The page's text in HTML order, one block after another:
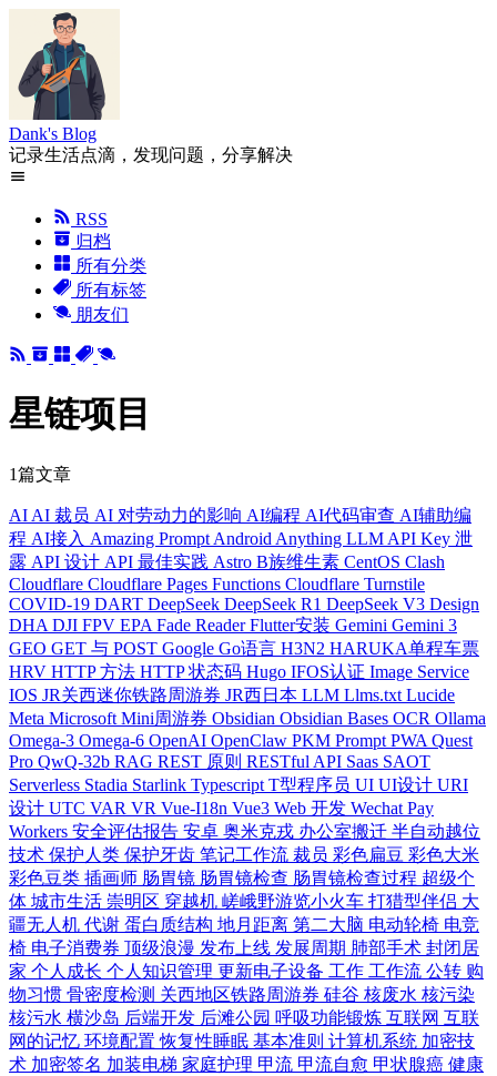
Dank's Blog
记录生活点滴，发现问题，分享解决
RSS
归档
所有分类
所有标签
朋友们
星链项目
1篇文章
AI AI 裁员 AI 对劳动力的影响 AI编程 AI代码审查 AI辅助编
程 AI接入 Amazing Prompt Android Anything LLM API Key 泄
露 API 设计 API 最佳实践 Astro B族维生素 CentOS Clash
Cloudflare Cloudflare Pages Functions Cloudflare Turnstile
COVID-19 DART DeepSeek DeepSeek R1 DeepSeek V3 Design
DHA DJI FPV EPA Fade ReaderFlutter安装 Gemini Gemini 3
GEO GET 与 POST Google Go语言 H3N2 HARUKA单程车票
HRV HTTP 方法 HTTP 状态码 Hugo IFOS认证 Image Service
IOS JR关西迷你铁路周游券 JR西日本 LLM Llms.txt Lucide
Meta Microsoft Mini周游券 Obsidian Obsidian Bases OCR Ollama
Omega-3 Omega-6 OpenAI OpenClaw PKM Prompt PWA Quest
Pro QwQ-32b RAG REST 原则 RESTful API Saas SAOT
Serverless Stadia Starlink Typescript T型程序员 UI UI设计 URI
设计 UTC VAR VR Vue-I18n Vue3 Web 开发 Wechat Pay
Workers 安全评估报告 安卓 奥米克戎 办公室搬迁 半自动越位
技术 保护人类 保护牙齿 笔记工作流 裁员 彩色扁豆 彩色大米
彩色豆类 插画师 肠胃镜 肠胃镜检查 肠胃镜检查过程 超级个
体 城市生活 崇明区 穿越机 嵯峨野游览小火车 打猎型伴侣 大
疆无人机 代谢 蛋白质结构 地月距离 第二大脑 电动轮椅 电竞
椅 电子消费券 顶级浪漫 发布上线 发展周期 肺部手术 封闭居
家 个人成长 个人知识管理 更新电子设备 工作 工作流 公转 购
物习惯 骨密度检测 关西地区铁路周游券 硅谷 核废水 核污染
核污水 横沙岛 后端开发 后滩公园 呼吸功能锻炼 互联网 互联
网的记忆 环境配置恢复性睡眠 基本准则 计算机系统 加密技
术 加密签名 加装电梯 家庭护理 甲流 甲流自愈 甲状腺癌 健康